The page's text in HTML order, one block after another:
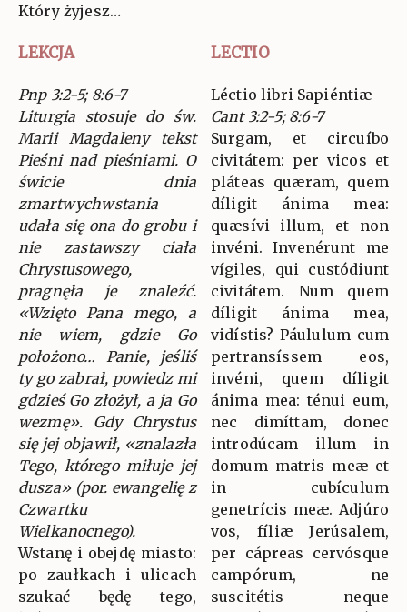
Który żyjesz…
LEKCJA LECTIO
Pnp 3:2-5; 8:6-7
Liturgia stosuje do św.
Marii Magdaleny tekst
Pieśni nad pieśniami. O
świcie dnia
zmartwychwstania
udała się ona do grobu i
nie zastawszy ciała
Chrystusowego,
pragnęła je znaleźć.
«Wzięto Pana mego, a
nie wiem, gdzie Go
położono… Panie, jeśliś
ty go zabrał, powiedz mi
gdzieś Go złożył, a ja Go
wezmę». Gdy Chrystus
się jej objawił, «znalazła
Tego, którego miłuje jej
dusza» (por. ewangelię z
Czwartku
Wielkanocnego).
Wstanę i obejdę miasto:
po zaułkach i ulicach
szukać będę tego,
Léctio libri Sapiéntiæ
Cant 3:2-5; 8:6-7
Surgam, et circuíbo
civitátem: per vicos et
pláteas quæram, quem
díligit ánima mea:
quæsívi illum, et non
invéni. Invenérunt me
vígiles, qui custódiunt
civitátem. Num quem
díligit ánima mea,
vidístis? Páululum cum
pertransíssem eos,
invéni, quem díligit
ánima mea: ténui eum,
nec dimíttam, donec
introdúcam illum in
domum matris meæ et
in cubículum
genetrícis meæ. Adjúro
vos, fíliæ Jerúsalem,
per cápreas cervósque
campórum, ne
suscitétis neque